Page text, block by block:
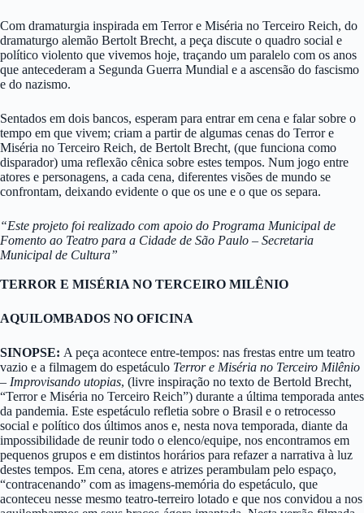
Com dramaturgia inspirada em Terror e Miséria no Terceiro Reich, do
dramaturgo alemão Bertolt Brecht, a peça discute o quadro social e
político violento que vivemos hoje, traçando um paralelo com os anos
que antecederam a Segunda Guerra Mundial e a ascensão do fascismo
e do nazismo.
Sentados em dois bancos, esperam para entrar em cena e falar sobre o
tempo em que vivem; criam a partir de algumas cenas do Terror e
Miséria no Terceiro Reich, de Bertolt Brecht, (que funciona como
disparador) uma reflexão cênica sobre estes tempos. Num jogo entre
atores e personagens, a cada cena, diferentes visões de mundo se
confrontam, deixando evidente o que os une e o que os separa.
“Este projeto foi realizado com apoio do Programa Municipal de
Fomento ao Teatro para a Cidade de São Paulo – Secretaria
Municipal de Cultura”
TERROR E MISÉRIA NO TERCEIRO MILÊNIO
AQUILOMBADOS NO OFICINA
SINOPSE: A peça acontece entre-tempos: nas frestas entre um teatro
vazio e a filmagem do espetáculo Terror e Miséria no Terceiro Milênio
– Improvisando utopias, (livre inspiração no texto de Bertold Brecht,
“Terror e Miséria no Terceiro Reich”) durante a última temporada antes
da pandemia. Este espetáculo refletia sobre o Brasil e o retrocesso
social e político dos últimos anos e, nesta nova temporada, diante da
impossibilidade de reunir todo o elenco/equipe, nos encontramos em
pequenos grupos e em distintos horários para refazer a narrativa à luz
destes tempos. Em cena, atores e atrizes perambulam pelo espaço,
“contracenando” com as imagens-memória do espetáculo, que
aconteceu nesse mesmo teatro-terreiro lotado e que nos convidou a nos